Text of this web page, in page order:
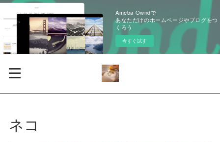
Ameba Owndで
あなただけのホームページやブログをつ
くろう
今すぐ試す
ネコ